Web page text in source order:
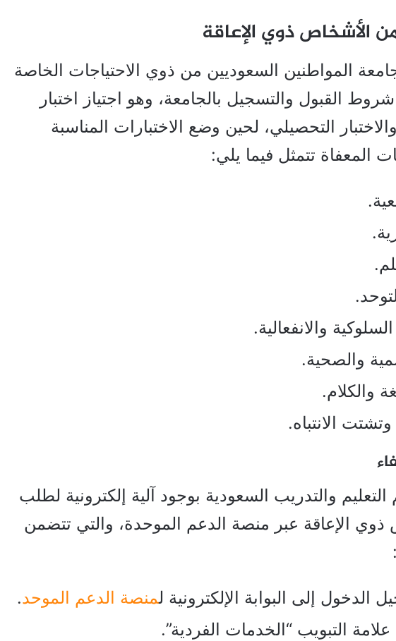
المواطنين السعوديين من ذوي الاحتياجات الخاصة
القبول والتسجيل بالجامعة، وهو اجتياز اختبار
التحصيلي، لحين وضع الاختبارات المناسبة
المعفاة تتمثل فيما يلي:
والانفعالية.
والصحية.
والكلام.
الانتباه.
والتدريب السعودية بوجود آلية إلكترونية لطلب
ذوي الإعاقة عبر منصة الدعم الموحدة، والتي تتضمن
الدخول إلى البوابة الإلكترونية لمنصة الدعم الموحد.
التبويب “الخدمات الفردية”.